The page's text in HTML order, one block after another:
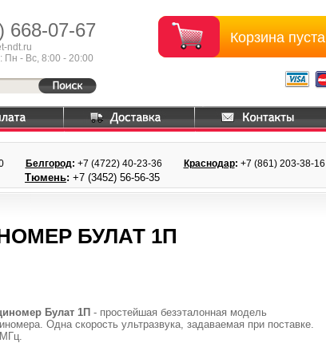
Корзина пуста
668-07-67
ndt.ru
Пн - Вс, 8:00 - 20:00
Белгород: +7 (4722) 40-23-36 Краснодар: +7 (861) 203-38-16
Тюмень: +7 (3452) 56-56-35
БУЛАТ 1П
Булат 1П - простейшая безэталонная модель
Одна скорость ультразвука, задаваемая при поставке.